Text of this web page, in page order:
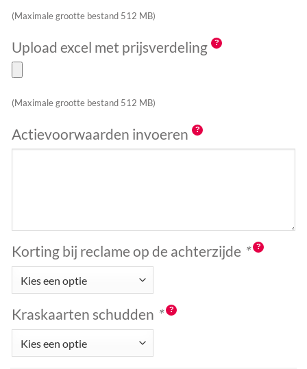
(Maximale grootte bestand 512 MB)
Upload excel met prijsverdeling
(Maximale grootte bestand 512 MB)
Actievoorwaarden invoeren
Korting bij reclame op de achterzijde *
Kraskaarten schudden *